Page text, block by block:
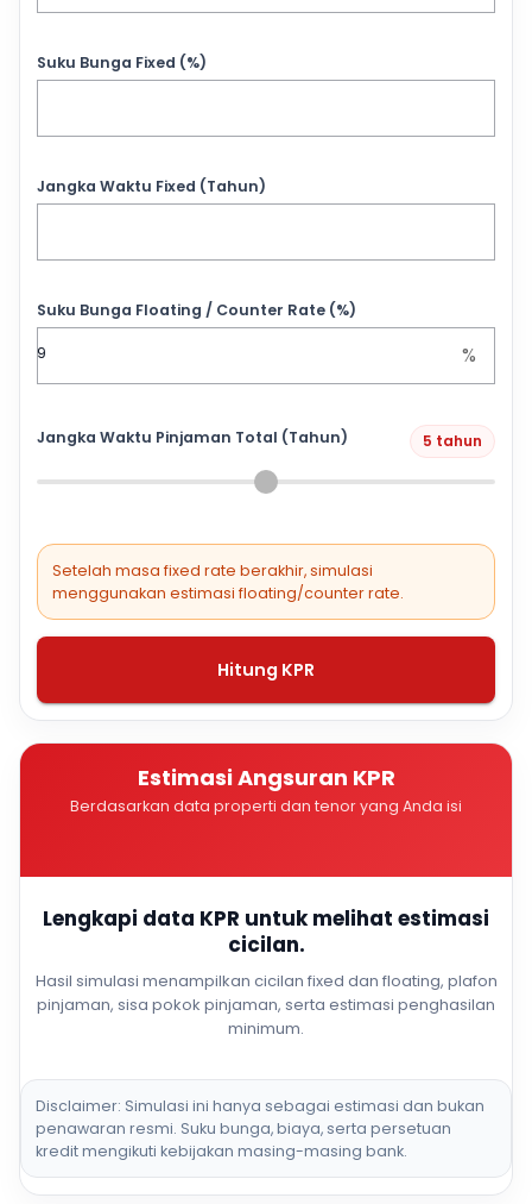
Suku Bunga Fixed (%)
Jangka Waktu Fixed (Tahun)
Suku Bunga Floating / Counter Rate (%)
%
Jangka Waktu Pinjaman Total (Tahun) 5 tahun
Setelah masa fixed rate berakhir, simulasi
menggunakan estimasi floating/counter rate.
Hitung KPR
Estimasi Angsuran KPR
Berdasarkan data properti dan tenor yang Anda isi
Lengkapi data KPR untuk melihat estimasi
cicilan.
Hasil simulasi menampilkan cicilan fixed dan floating, plafon
pinjaman, sisa pokok pinjaman, serta estimasi penghasilan
minimum.
Disclaimer: Simulasi ini hanya sebagai estimasi dan bukan
penawaran resmi. Suku bunga, biaya, serta persetuan
kredit mengikuti kebijakan masing-masing bank.